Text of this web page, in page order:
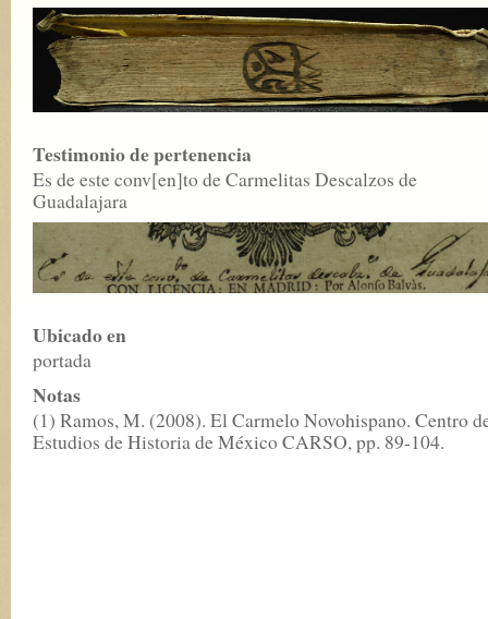
Testimonio de pertenencia
Es de este conv[en]to de Carmelitas Descalzos de
Guadalajara
Ubicado en
portada
Notas
(1) Ramos, M. (2008). El Carmelo Novohispano. Centro
Estudios de Historia de México CARSO, pp. 89-104.